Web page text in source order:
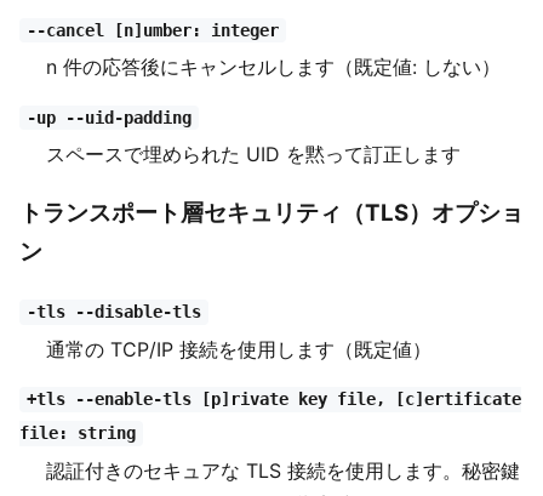
--cancel [n]umber: integer
n 件の応答後にキャンセルします（既定値: しない）
-up --uid-padding
スペースで埋められた UID を黙って訂正します
トランスポート層セキュリティ（TLS）オプショ
ン
-tls --disable-tls
通常の TCP/IP 接続を使用します（既定値）
+tls --enable-tls [p]rivate key file, [c]ertificate
file: string
認証付きのセキュアな TLS 接続を使用します。秘密鍵